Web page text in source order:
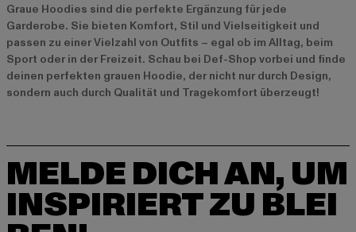
Graue Hoodies sind die perfekte Ergänzung für jede
Garderobe. Sie bieten Komfort, Stil und Vielseitigkeit und
passen zu einer Vielzahl von Outfits – egal ob im Alltag, beim
Sport oder in der Freizeit. Schau bei Def-Shop vorbei und finde
deinen perfekten grauen Hoodie, der nicht nur durch Design,
sondern auch durch Qualität und Tragekomfort überzeugt!
MELDE DICH AN, UM
INSPIRIERT ZU BLEI